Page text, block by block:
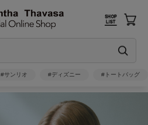
#サンリオ #ディズニー #トートバッグ